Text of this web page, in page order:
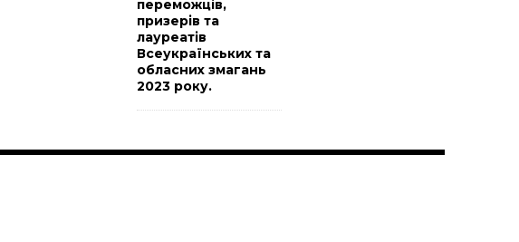
переможців,
призерів та
лауреатів
Всеукраїнських та
обласних змагань
2023 року.